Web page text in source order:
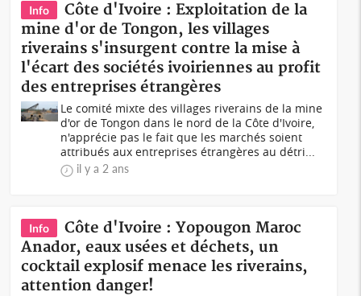
Info
Côte d'Ivoire : Exploitation de la
mine d'or de Tongon, les villages
riverains s'insurgent contre la mise à
l'écart des sociétés ivoiriennes au profit
des entreprises étrangères
Le comité mixte des villages riverains de la mine
d'or de Tongon dans le nord de la Côte d'Ivoire,
n'apprécie pas le fait que les marchés soient
attribués aux entreprises étrangères au détri...
il y a 2 ans
Info
Côte d'Ivoire : Yopougon Maroc
Anador, eaux usées et déchets, un
cocktail explosif menace les riverains,
attention danger!